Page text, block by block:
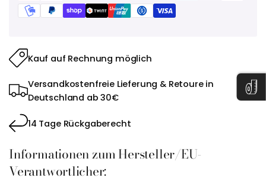
Kauf auf Rechnung möglich
Versandkostenfreie Lieferung & Retoure in
Deutschland ab 30€
14 Tage Rückgaberecht
Informationen zum Hersteller/EU-
Verantwortlicher: